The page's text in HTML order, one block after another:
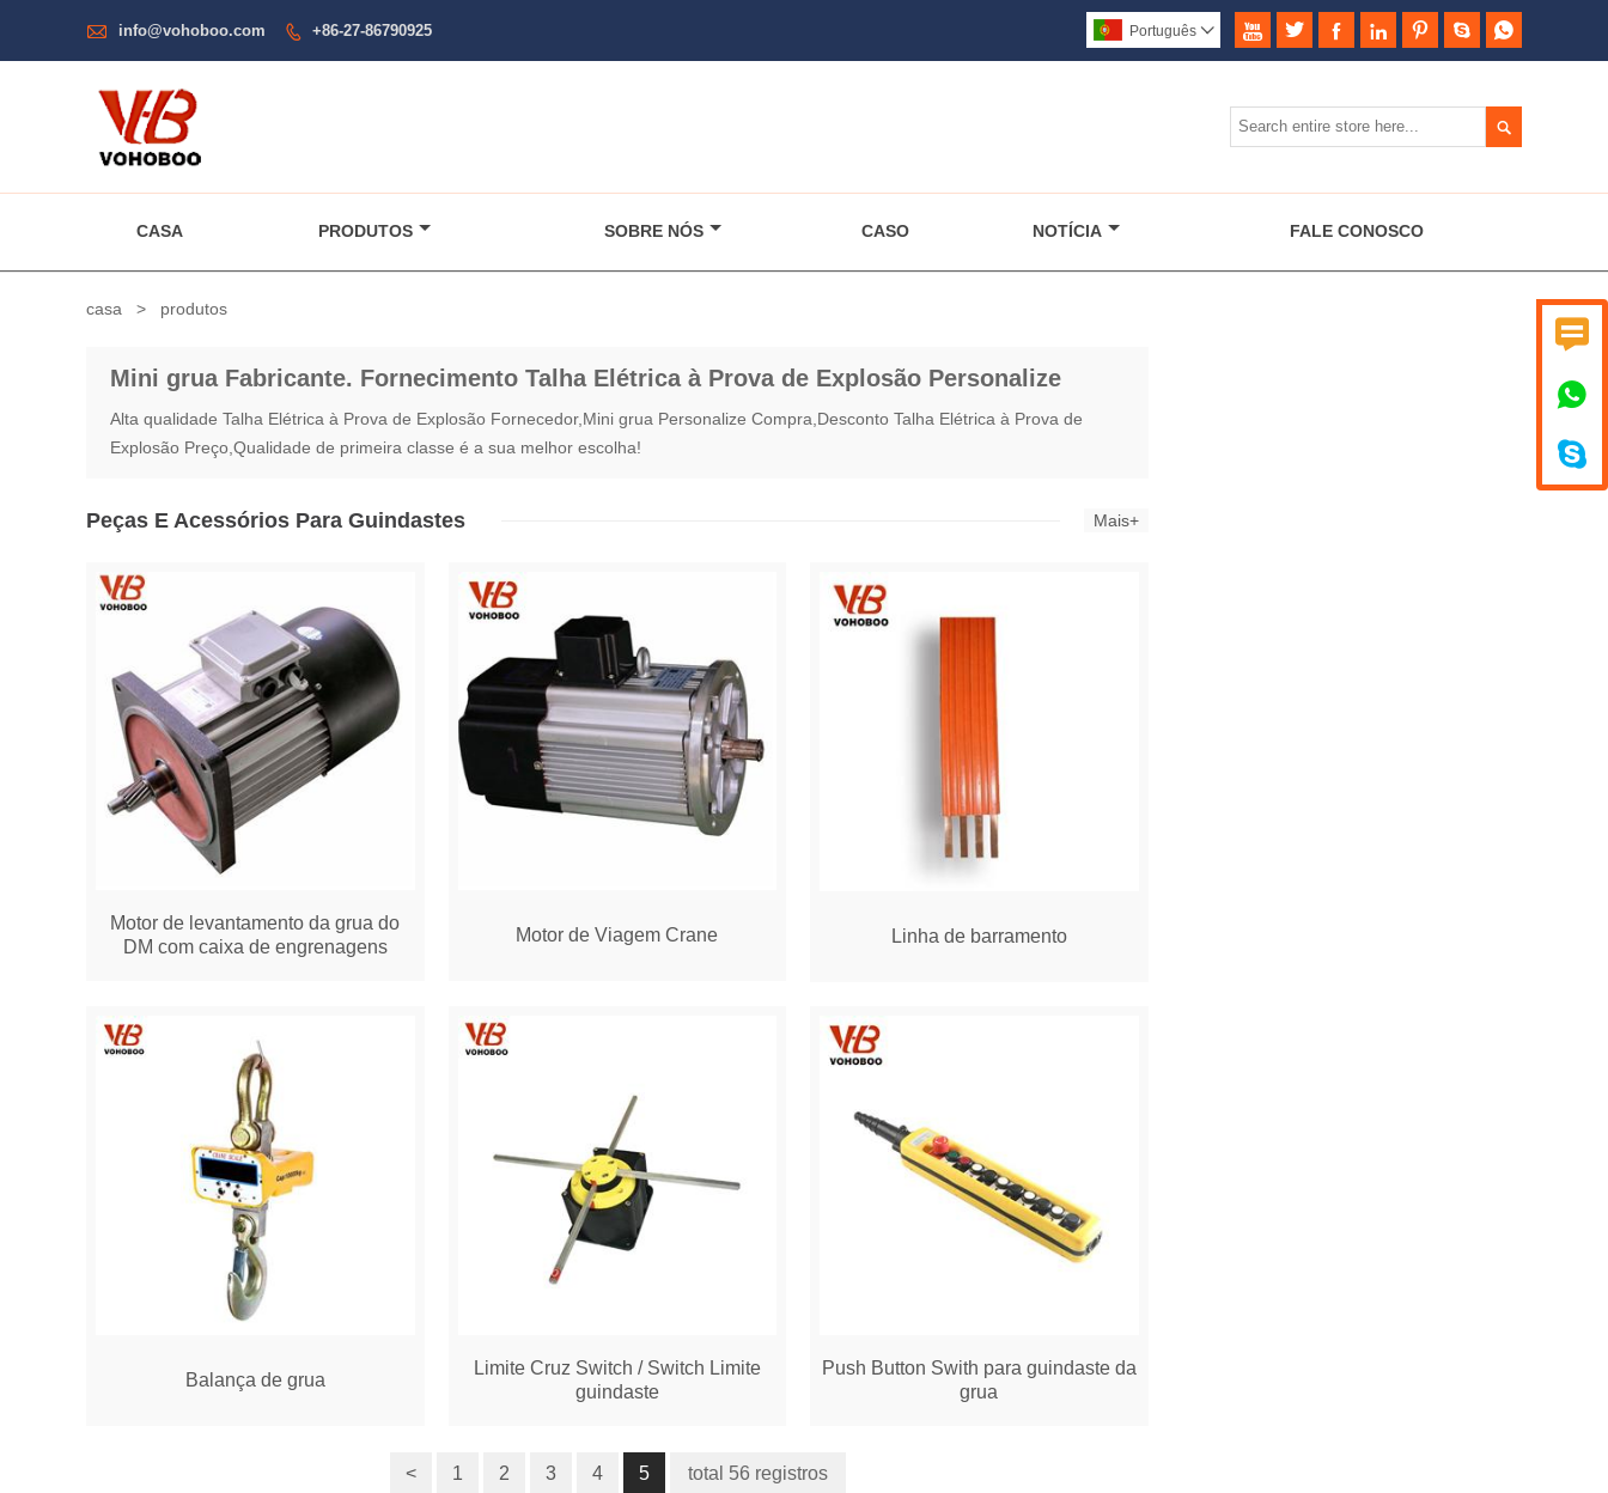



 info@vohoboo.com  +86-27-86790925       
Português 

CASA PRODUTOS SOBRE NÓS CASO NOTÍCIA FALE CONOSCO
casa > produtos
Mini grua Fabricante. Fornecimento Talha Elétrica à Prova de Explosão Personalize
Alta qualidade Talha Elétrica à Prova de Explosão Fornecedor,Mini grua Personalize Compra,Desconto Talha Elétrica à Prova de
Explosão Preço,Qualidade de primeira classe é a sua melhor escolha!
Peças E Acessórios Para Guindastes Mais+
Motor de levantamento da grua do
DM com caixa de engrenagens
Motor de Viagem Crane Linha de barramento
Balança de grua
Limite Cruz Switch / Switch Limite
guindaste
Push Button Swith para guindaste da
grua
< 1 2 3 4 5 total 56 registros